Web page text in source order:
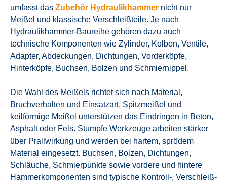
umfasst das Zubehör Hydraulikhammer nicht nur
Meißel und klassische Verschleißteile. Je nach
Hydraulikhammer-Baureihe gehören dazu auch
technische Komponenten wie Zylinder, Kolben, Ventile,
Adapter, Abdeckungen, Dichtungen, Vorderköpfe,
Hinterköpfe, Buchsen, Bolzen und Schmiernippel.
Die Wahl des Meißels richtet sich nach Material,
Bruchverhalten und Einsatzart. Spitzmeißel und
keilförmige Meißel unterstützen das Eindringen in Beton,
Asphalt oder Fels. Stumpfe Werkzeuge arbeiten stärker
über Prallwirkung und werden bei hartem, sprödem
Material eingesetzt. Buchsen, Bolzen, Dichtungen,
Schläuche, Schmierpunkte sowie vordere und hintere
Hammerkomponenten sind typische Kontroll-, Verschleiß-